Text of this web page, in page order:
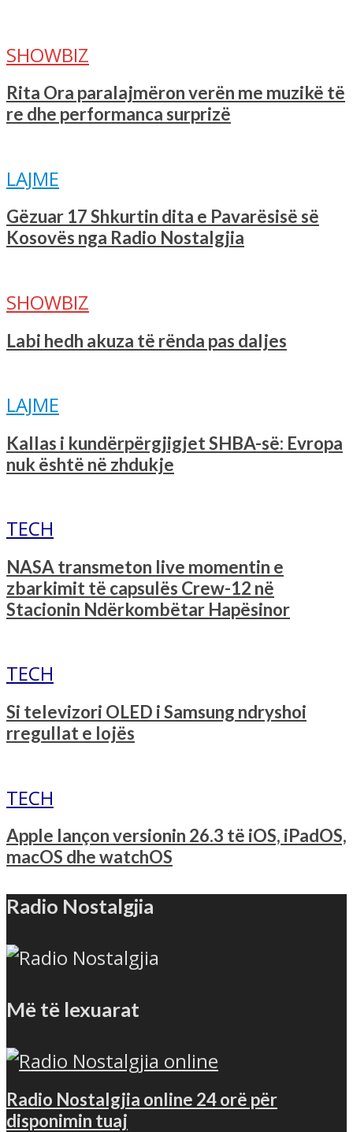
SHOWBIZ
Rita Ora paralajmëron verën me muzikë të
re dhe performanca surprizë
LAJME
Gëzuar 17 Shkurtin dita e Pavarësisë së
Kosovës nga Radio Nostalgjia
SHOWBIZ
Labi hedh akuza të rënda pas daljes
LAJME
Kallas i kundërpërgjigjet SHBA-së: Evropa
nuk është në zhdukje
TECH
NASA transmeton live momentin e
zbarkimit të capsulës Crew-12 në
Stacionin Ndërkombëtar Hapësinor
TECH
Si televizori OLED i Samsung ndryshoi
rregullat e lojës
TECH
Apple lançon versionin 26.3 të iOS, iPadOS,
macOS dhe watchOS
Radio Nostalgjia
Më të lexuarat
Radio Nostalgjia online 24 orë për
disponimin tuaj